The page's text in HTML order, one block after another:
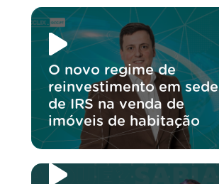
O novo regime de
reinvestimento em sede
de IRS na venda de
imóveis de habitação